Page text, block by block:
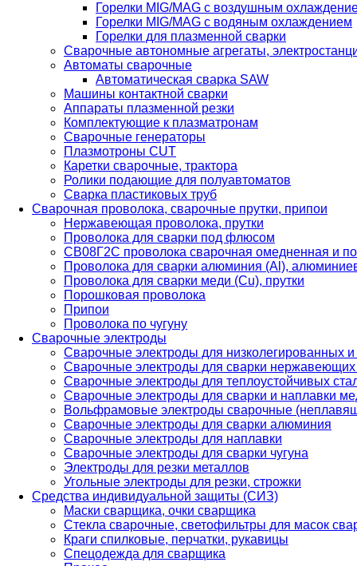
Горелки MIG/MAG с воздушным
Горелки MIG/MAG с водяным охлаждением
Горелки для плазменной сварки
Сварочные автономные агрегаты,
Автоматы сварочные
Автоматическая сварка SAW
Машины контактной сварки
Аппараты плазменной резки
Комплектующие к плазматронам
Сварочные генераторы
Плазмотроны CUT
Каретки сварочные, трактора
Ролики подающие для полуавтоматов
Сварка пластиковых труб
Сварочная проволока, сварочные прутки, припои
Нержавеющая проволока, прутки
Проволока для сварки под флюсом
СВ08Г2С проволока сварочная омедненная и
Проволока для сварки алюминия (Al),
Проволока для сварки меди (Cu), прутки
Порошковая проволока
Припои
Проволока по чугуну
Сварочные электроды
Сварочные электроды для низколегированных и
Сварочные электроды для сварки
Сварочные электроды для теплоустойчивых
Сварочные электроды для сварки и наплавки
Вольфрамовые электроды сварочные
Сварочные электроды для сварки алюминия
Сварочные электроды для наплавки
Сварочные электроды для сварки чугуна
Электроды для резки металлов
Угольные электроды для резки, строжки
Средства индивидуальной защиты (СИЗ)
Маски сварщика, очки сварщика
Стекла сварочные, светофильтры для масок
Краги спилковые, перчатки, рукавицы
Спецодежда для сварщика